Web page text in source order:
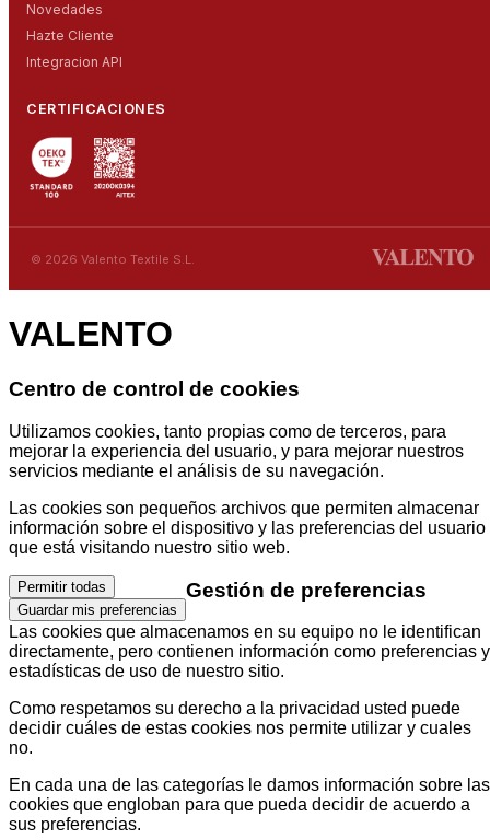
Novedades
Hazte Cliente
Integracion API
CERTIFICACIONES
© 2026 Valento Textile S.L.
VALENTO
Centro de control de cookies
Utilizamos cookies, tanto propias como de terceros, para
mejorar la experiencia del usuario, y para mejorar nuestros
servicios mediante el análisis de su navegación.
Las cookies son pequeños archivos que permiten almacenar
información sobre el dispositivo y las preferencias del usuario
que está visitando nuestro sitio web.
Permitir todas
Guardar mis preferencias
Gestión de preferencias
Las cookies que almacenamos en su equipo no le identifican
directamente, pero contienen información como preferencias y
estadísticas de uso de nuestro sitio.
Como respetamos su derecho a la privacidad usted puede
decidir cuáles de estas cookies nos permite utilizar y cuales
no.
En cada una de las categorías le damos información sobre las
cookies que engloban para que pueda decidir de acuerdo a
sus preferencias.